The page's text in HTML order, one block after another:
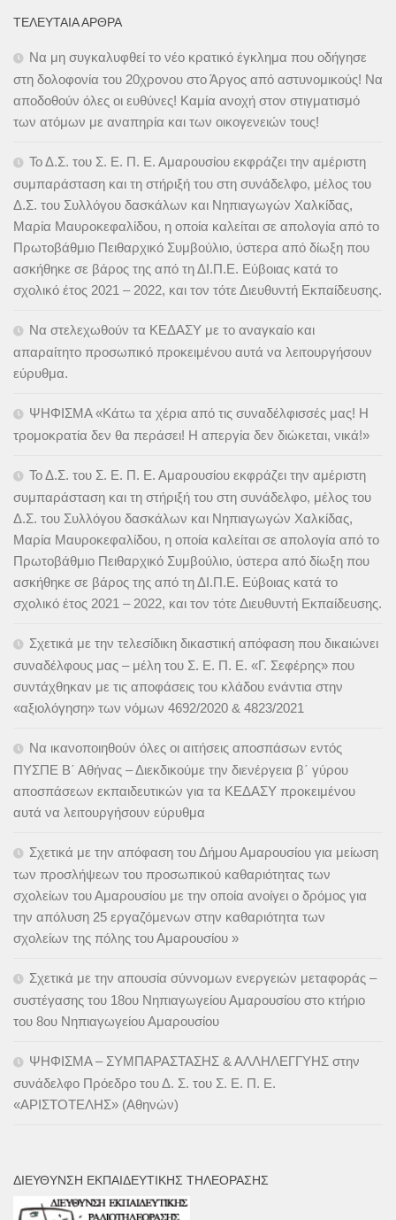
ΤΕΛΕΥΤΑΊΑ ΆΡΘΡΑ
Να μη συγκαλυφθεί το νέο κρατικό έγκλημα που οδήγησε
στη δολοφονία του 20χρονου στο Άργος από αστυνομικούς! Να
αποδοθούν όλες οι ευθύνες! Καμία ανοχή στον στιγματισμό
των ατόμων με αναπηρία και των οικογενειών τους!
Το Δ.Σ. του Σ. Ε. Π. Ε. Αμαρουσίου εκφράζει την αμέριστη
συμπαράσταση και τη στήριξή του στη συνάδελφο, μέλος του
Δ.Σ. του Συλλόγου δασκάλων και Νηπιαγωγών Χαλκίδας,
Μαρία Μαυροκεφαλίδου, η οποία καλείται σε απολογία από το
Πρωτοβάθμιο Πειθαρχικό Συμβούλιο, ύστερα από δίωξη που
ασκήθηκε σε βάρος της από τη ΔΙ.Π.Ε. Εύβοιας κατά το
σχολικό έτος 2021 – 2022, και τον τότε Διευθυντή Εκπαίδευσης.
Να στελεχωθούν τα ΚΕΔΑΣΥ με το αναγκαίο και
απαραίτητο προσωπικό προκειμένου αυτά να λειτουργήσουν
εύρυθμα.
ΨΗΦΙΣΜΑ «Κάτω τα χέρια από τις συναδέλφισσές μας! Η
τρομοκρατία δεν θα περάσει! Η απεργία δεν διώκεται, νικά!»
Το Δ.Σ. του Σ. Ε. Π. Ε. Αμαρουσίου εκφράζει την αμέριστη
συμπαράσταση και τη στήριξή του στη συνάδελφο, μέλος του
Δ.Σ. του Συλλόγου δασκάλων και Νηπιαγωγών Χαλκίδας,
Μαρία Μαυροκεφαλίδου, η οποία καλείται σε απολογία από το
Πρωτοβάθμιο Πειθαρχικό Συμβούλιο, ύστερα από δίωξη που
ασκήθηκε σε βάρος της από τη ΔΙ.Π.Ε. Εύβοιας κατά το
σχολικό έτος 2021 – 2022, και τον τότε Διευθυντή Εκπαίδευσης.
Σχετικά με την τελεσίδικη δικαστική απόφαση που δικαιώνει
συναδέλφους μας – μέλη του Σ. Ε. Π. Ε. «Γ. Σεφέρης» που
συντάχθηκαν με τις αποφάσεις του κλάδου ενάντια στην
«αξιολόγηση» των νόμων 4692/2020 & 4823/2021
Να ικανοποιηθούν όλες οι αιτήσεις αποσπάσων εντός
ΠΥΣΠΕ Β΄ Αθήνας – Διεκδικούμε την διενέργεια β΄ γύρου
αποσπάσεων εκπαιδευτικών για τα ΚΕΔΑΣΥ προκειμένου
αυτά να λειτουργήσουν εύρυθμα
Σχετικά με την απόφαση του Δήμου Αμαρουσίου για μείωση
των προσλήψεων του προσωπικού καθαριότητας των
σχολείων του Αμαρουσίου με την οποία ανοίγει ο δρόμος για
την απόλυση 25 εργαζόμενων στην καθαριότητα των
σχολείων της πόλης του Αμαρουσίου »
Σχετικά με την απουσία σύννομων ενεργειών μεταφοράς –
συστέγασης του 18ου Νηπιαγωγείου Αμαρουσίου στο κτήριο
του 8ου Νηπιαγωγείου Αμαρουσίου
ΨΗΦΙΣΜΑ – ΣΥΜΠΑΡΑΣΤΑΣΗΣ & ΑΛΛΗΛΕΓΓΥΗΣ στην
συνάδελφο Πρόεδρο του Δ. Σ. του Σ. Ε. Π. Ε.
«ΑΡΙΣΤΟΤΕΛΗΣ» (Αθηνών)
ΔΙΕΎΘΥΝΣΗ ΕΚΠΑΙΔΕΥΤΙΚΉΣ ΤΗΛΕΌΡΑΣΗΣ